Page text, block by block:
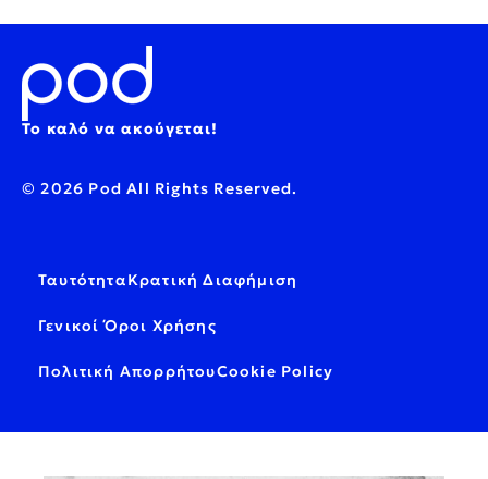
Το καλό να ακούγεται!
© 2026 Pod All Rights Reserved.
ΤαυτότηταΚρατική Διαφήμιση
Γενικοί Όροι Χρήσης
Πολιτική ΑπορρήτουCookie Policy